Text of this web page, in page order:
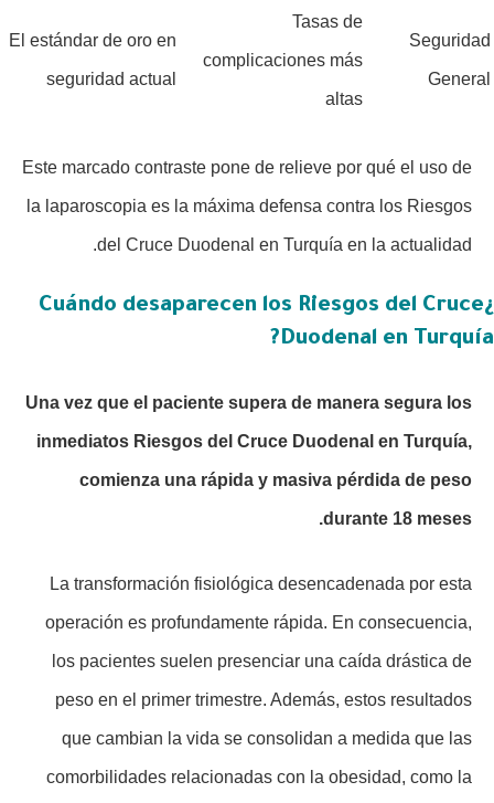
Seguridad
General
Tasas de
complicaciones más
altas
El estándar de oro en
seguridad actual
Este marcado contraste pone de relieve por qué el uso de
la laparoscopia es la máxima defensa contra los Riesgos
del Cruce Duodenal en Turquía en la actualidad.
¿Cuándo desaparecen los Riesgos del Cruce
Duodenal en Turquía?
Una vez que el paciente supera de manera segura los
inmediatos Riesgos del Cruce Duodenal en Turquía,
comienza una rápida y masiva pérdida de peso
durante 18 meses.
La transformación fisiológica desencadenada por esta
operación es profundamente rápida. En consecuencia,
los pacientes suelen presenciar una caída drástica de
peso en el primer trimestre. Además, estos resultados
que cambian la vida se consolidan a medida que las
comorbilidades relacionadas con la obesidad, como la